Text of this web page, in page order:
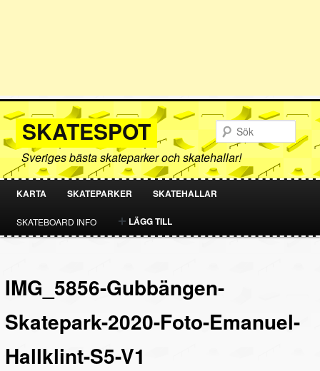
SKATESPOT
Sveriges bästa skateparker och skatehallar!
HOPPA
TILL
INNEHÅLL
HOPPA
TILL
INNEHÅLL
KARTA SKATEPARKER SKATEHALLAR
SKATEBOARD INFO LÄGG TILL
IMG_5856-Gubbängen-
Skatepark-2020-Foto-Emanuel-
Hallklint-S5-V1